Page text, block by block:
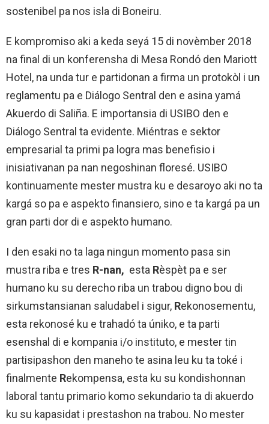
sostenibel pa nos isla di Boneiru.
E kompromiso aki a keda seyá 15 di novèmber 2018
na final di un konferensha di Mesa Rondó den Mariott
Hotel, na unda tur e partidonan a firma un protokòl i un
reglamentu pa e Diálogo Sentral den e asina yamá
Akuerdo di Saliña. E importansia di USIBO den e
Diálogo Sentral ta evidente. Miéntras e sektor
empresarial ta primi pa logra mas benefisio i
inisiativanan pa nan negoshinan floresé. USIBO
kontinuamente mester mustra ku e desaroyo aki no ta
kargá so pa e aspekto finansiero, sino e ta kargá pa un
gran parti dor di e aspekto humano.
I den esaki no ta laga ningun momento pasa sin
mustra riba e tres R-nan, esta Rèspèt pa e ser
humano ku su derecho riba un trabou digno bou di
sirkumstansianan saludabel i sigur, Rekonosementu,
esta rekonosé ku e trahadó ta úniko, e ta parti
esenshal di e kompania i/o instituto, e mester tin
partisipashon den maneho te asina leu ku ta toké i
finalmente Rekompensa, esta ku su kondishonnan
laboral tantu primario komo sekundario ta di akuerdo
ku su kapasidat i prestashon na trabou. No mester